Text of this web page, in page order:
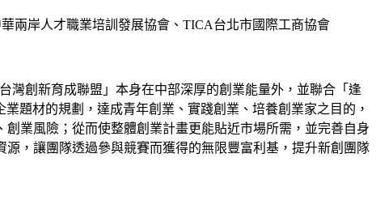
兩岸人才職業培訓發展協會、TICA台北市國際工商協會
灣創新育成聯盟」本身在中部深厚的創業能量外，並聯合「逢
題材的規劃，達成青年創業、實踐創業、培養創業家之目的，
業風險；從而使整體創業計畫更能貼近市場所需，並完善自身
，讓團隊透過參與競賽而獲得的無限豐富利基，提升新創團隊